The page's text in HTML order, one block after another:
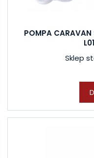
POMPA CARAVAN
Sklep